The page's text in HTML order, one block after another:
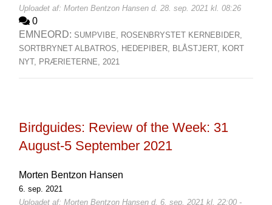
Uploadet af: Morten Bentzon Hansen d. 28. sep. 2021 kl. 08:26
0
EMNEORD: SUMPVIBE, ROSENBRYSTET KERNEBIDER,
SORTBRYNET ALBATROS, HEDEPIBER, BLÅSTJERT, KORT
NYT, PRÆRIETERNE, 2021
Birdguides: Review of the Week: 31
August-5 September 2021
Morten Bentzon Hansen
6. sep. 2021
Uploadet af: Morten Bentzon Hansen d. 6. sep. 2021 kl. 22:00 -